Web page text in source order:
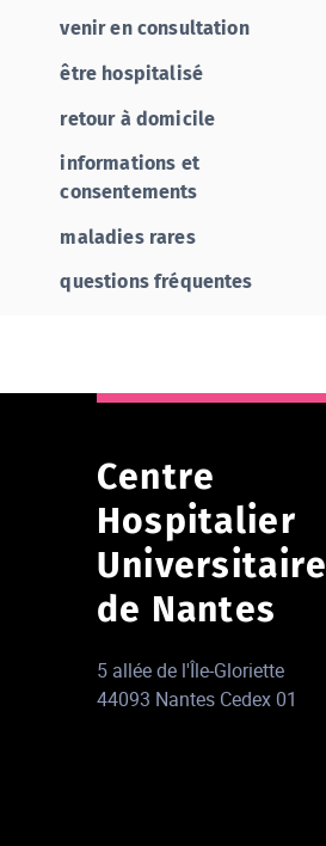
venir en consultation
être hospitalisé
retour à domicile
informations et
consentements
maladies rares
questions fréquentes
Centre
Hospitalier
Universitaire
de Nantes
5 allée de l'Île-Gloriette
44093 Nantes Cedex 01